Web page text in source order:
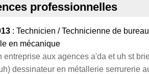
professionnelles
: Technicien / Technicienne de
en mécanique
entreprise aux agences a'da et uh st
dessinateur en métallerie serrurerie